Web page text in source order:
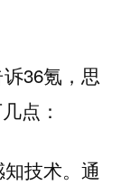
36氪，思
点：
技术。通